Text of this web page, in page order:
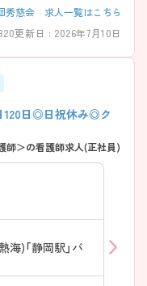
秀慈会 求人一覧はこちら
更新日 : 2026年7月10日
120日◎日祝休み◎ク
師＞の看護師求人(正社員)
海)「静岡駅」バ